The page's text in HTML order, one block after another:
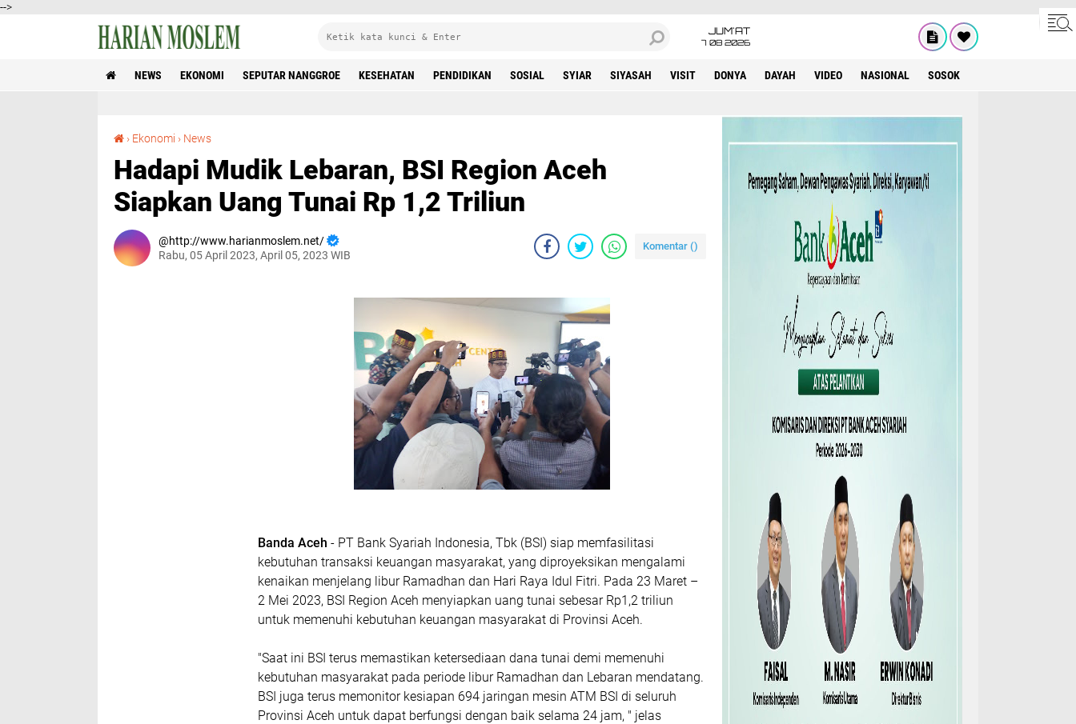
-->
JUM'AT
7 08 2026
NEWS EKONOMI SEPUTAR NANGGROE KESEHATAN PENDIDIKAN SOSIAL SYIAR SIYASAH VISIT DONYA DAYAH VIDEO NASIONAL SOSOK
› Ekonomi › News
Hadapi Mudik Lebaran, BSI Region Aceh
Siapkan Uang Tunai Rp 1,2 Triliun
http://www.harianmoslem.net/
Rabu, 05 April 2023, April 05, 2023 WIB
Komentar ()
Banda Aceh - PT Bank Syariah Indonesia, Tbk (BSI) siap memfasilitasi
kebutuhan transaksi keuangan masyarakat, yang diproyeksikan mengalami
kenaikan menjelang libur Ramadhan dan Hari Raya Idul Fitri. Pada 23 Maret –
2 Mei 2023, BSI Region Aceh menyiapkan uang tunai sebesar Rp1,2 triliun
untuk memenuhi kebutuhan keuangan masyarakat di Provinsi Aceh.
"Saat ini BSI terus memastikan ketersediaan dana tunai demi memenuhi
kebutuhan masyarakat pada periode libur Ramadhan dan Lebaran mendatang.
BSI juga terus memonitor kesiapan 694 jaringan mesin ATM BSI di seluruh
Provinsi Aceh untuk dapat berfungsi dengan baik selama 24 jam, " jelas